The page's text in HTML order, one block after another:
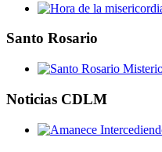
Santo Rosario
Noticias CDLM